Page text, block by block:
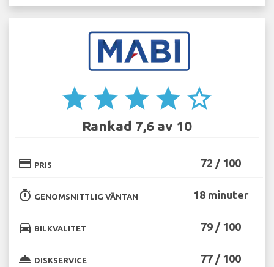
star star star star star_border
Rankad 7,6 av 10
credit_card PRIS 72 / 100
timer GENOMSNITTLIG VÄNTAN 18 minuter
directions_car BILKVALITET 79 / 100
room_service DISKSERVICE 77 / 100